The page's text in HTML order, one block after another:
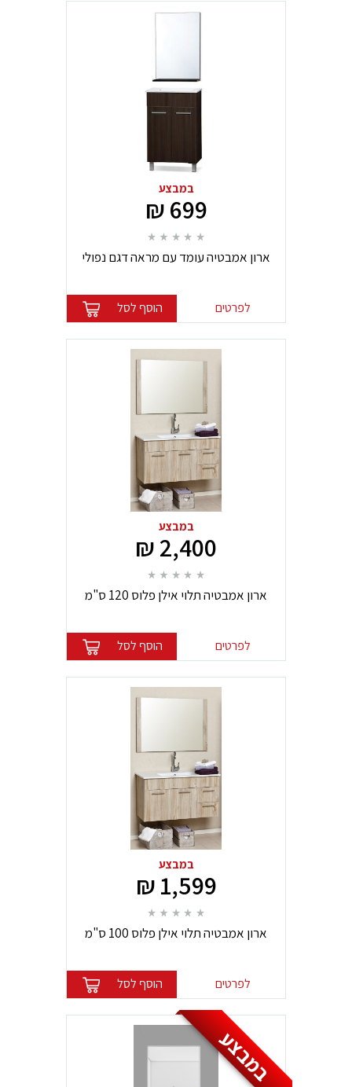
במבצע
699 ₪
ארון אמבטיה עומד עם מראה דגם נפולי
לפרטים הוסף לסל
במבצע
2,400 ₪
ארון אמבטיה תלוי אילן פלוס 120 ס"מ
לפרטים הוסף לסל
במבצע
1,599 ₪
ארון אמבטיה תלוי אילן פלוס 100 ס"מ
לפרטים הוסף לסל
במבצע